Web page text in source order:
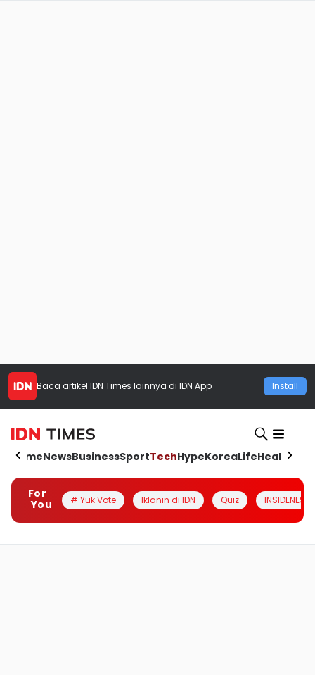
Baca artikel IDN Times lainnya di IDN App Install
HomeNewsBusinessSportTechHypeKoreaLifeHealth
For
You
# Yuk Vote Iklanin di IDN Quiz INSIDENESIA